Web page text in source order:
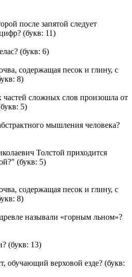
после запятой следует
(букв: 11)
(букв: 6)
содержащая песок и глину, с
8)
сложных слов произошла от
5)
мышления человека?
Толстой приходится
(букв: 5)
содержащая песок и глину, с
8)
называли «горным льном»?
(букв: 13)
обучающий верховой езде? (букв: